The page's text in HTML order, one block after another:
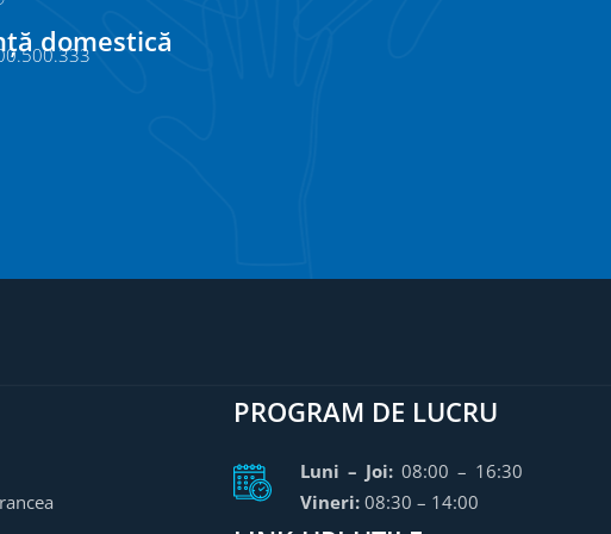
domestică
PROGRAM DE LUCRU
Luni – Joi:08:00 – 16:30
Vineri:08:30 – 14:00